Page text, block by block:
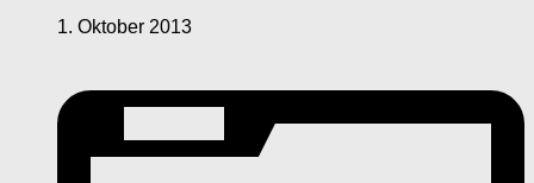
1. Oktober 2013